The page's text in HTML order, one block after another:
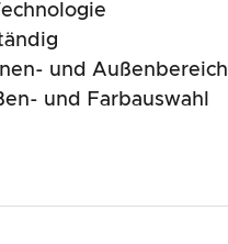
und Außenbereich
und Farbauswahl